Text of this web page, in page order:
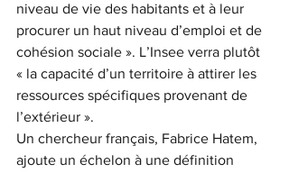
niveau de vie des habitants et à leur
procurer un haut niveau d’emploi et de
cohésion sociale ». L’Insee verra plutôt
« la capacité d’un territoire à attirer les
ressources spécifiques provenant de
l’extérieur ».
Un chercheur français, Fabrice Hatem,
ajoute un échelon à une définition